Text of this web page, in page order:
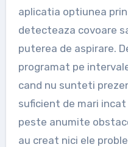
aplicatia optiunea
detecteaza covoare
puterea de aspirare.
programat pe
cand nu sunteti
suficient de mari
peste anumite
au creat nici ele